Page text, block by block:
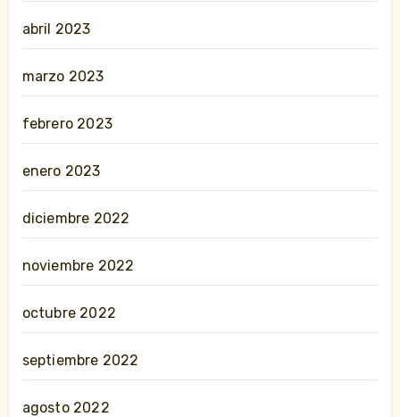
abril 2023
marzo 2023
febrero 2023
enero 2023
diciembre 2022
noviembre 2022
octubre 2022
septiembre 2022
agosto 2022